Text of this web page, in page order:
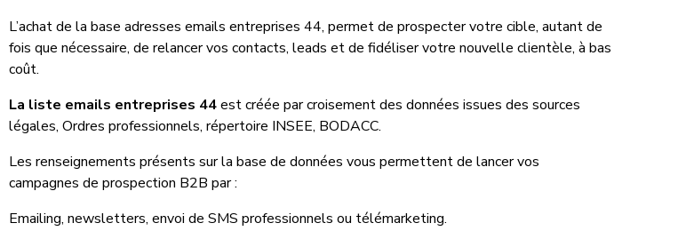
L’achat de la base adresses emails entreprises 44, permet de prospecter votre cible, autant de
fois que nécessaire, de relancer vos contacts, leads et de fidéliser votre nouvelle clientèle, à bas
coût.
La liste emails entreprises 44est créée par croisement des données issues des sources
légales, Ordres professionnels, répertoire INSEE, BODACC.
Les renseignements présents sur la base de données vous permettent de lancer vos
campagnes de prospection B2B par :
Emailing, newsletters, envoi de SMS professionnels ou télémarketing.